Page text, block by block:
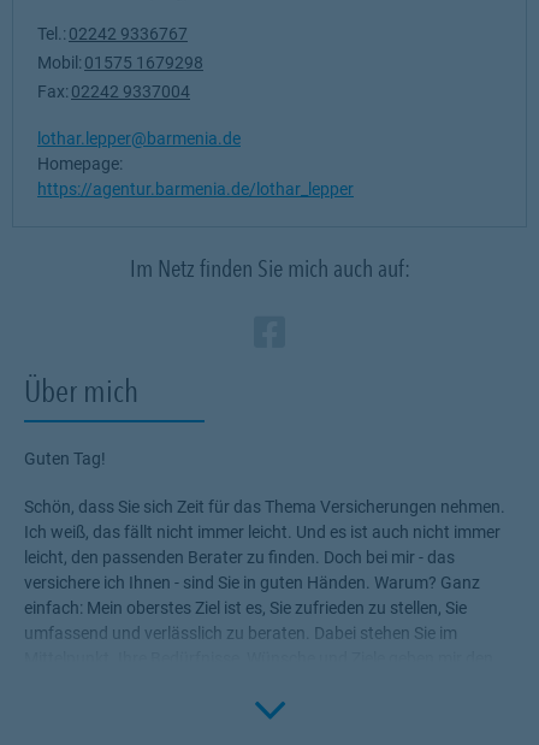
Über mich
Guten Tag!
Schön, dass Sie sich Zeit für das Thema Versicherungen nehmen.
Ich weiß, das fällt nicht immer leicht. Und es ist auch nicht immer
leicht, den passenden Berater zu finden. Doch bei mir - das
versichere ich Ihnen - sind Sie in guten Händen. Warum? Ganz
einfach: Mein oberstes Ziel ist es, Sie zufrieden zu stellen, Sie
umfassend und verlässlich zu beraten. Dabei stehen Sie im
Versicherungen, die Ihnen die nötige Sicherheit geben, Ihr Leben
Click to
Tel.: 02242 9336767
Mobil: 01575 1679298
Fax: 02242 9337004
lothar.lepper@barmenia.de
Homepage:
https://agentur.barmenia.de/lothar_lepper
Im Netz finden Sie mich auch auf: